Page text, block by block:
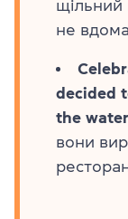
щільний
не
decided
the
вони